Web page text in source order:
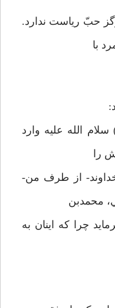
حبّ رياست ندارد.
با
سلام الله عليه وارد
را
خداوند- از طرف من-
محمدبن
چرا كه اينان به